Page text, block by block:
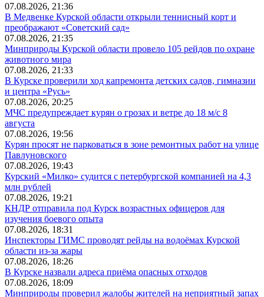
07.08.2026, 21:36
В Медвенке Курской области открыли теннисный корт и
преображают «Советский сад»
07.08.2026, 21:35
Минприроды Курской области провело 105 рейдов по охране
животного мира
07.08.2026, 21:33
В Курске проверили ход капремонта детских садов, гимназии
и центра «Русь»
07.08.2026, 20:25
МЧС предупреждает курян о грозах и ветре до 18 м/с 8
августа
07.08.2026, 19:56
Курян просят не парковаться в зоне ремонтных работ на улице
Павлуновского
07.08.2026, 19:43
Курский «Милко» судится с петербургской компанией на 4,3
млн рублей
07.08.2026, 19:21
КНДР отправила под Курск возрастных офицеров для
изучения боевого опыта
07.08.2026, 18:31
Инспекторы ГИМС проводят рейды на водоёмах Курской
области из-за жары
07.08.2026, 18:26
В Курске назвали адреса приёма опасных отходов
07.08.2026, 18:09
Минприроды проверил жалобы жителей на неприятный запах